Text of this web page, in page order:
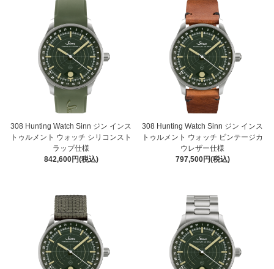
308 Hunting Watch Sinn ジン インス
トゥルメント ウォッチ シリコンスト
ラップ仕様
842,600円(税込)
308 Hunting Watch Sinn ジン インス
トゥルメント ウォッチ ビンテージカ
ウレザー仕様
797,500円(税込)